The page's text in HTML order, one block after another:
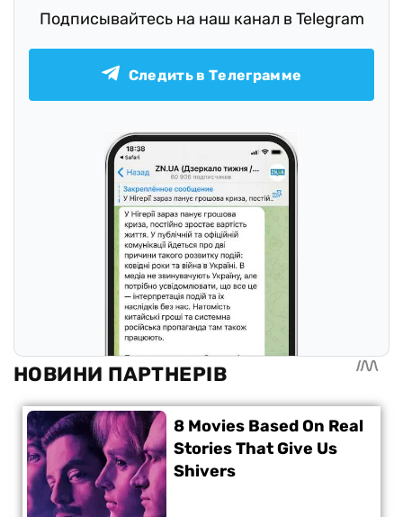
Подписывайтесь на наш канал в Telegram
Следить в Телеграмме